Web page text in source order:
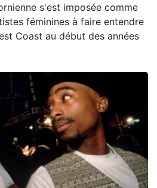
s'est imposée comme
féminines à faire entendre
Coast au début des années